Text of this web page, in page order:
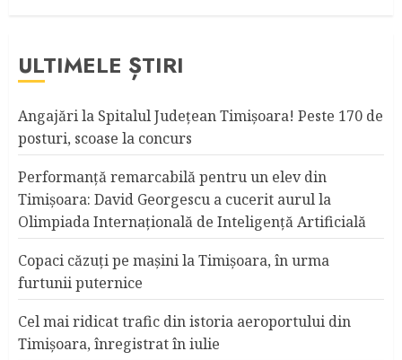
ULTIMELE ȘTIRI
Angajări la Spitalul Judeţean Timişoara! Peste 170 de
posturi, scoase la concurs
Performanță remarcabilă pentru un elev din
Timișoara: David Georgescu a cucerit aurul la
Olimpiada Internațională de Inteligență Artificială
Copaci căzuţi pe maşini la Timişoara, în urma
furtunii puternice
Cel mai ridicat trafic din istoria aeroportului din
Timişoara, înregistrat în iulie